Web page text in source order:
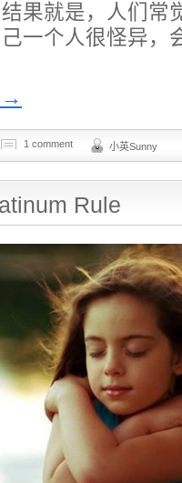
果就是，人们常
一个人很怪异，
→
1 comment 小英Sunny
Rule